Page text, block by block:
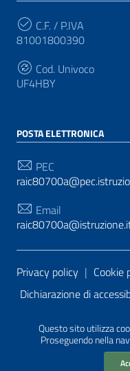
Questo sito utilizza
Proseguendo nella
C.F. / P.IVA
81001800390
Cod. Univoco
UF4HBY
POSTA ELETTRONICA
PEC
Email
Sezione Link
Privacy policy | Cookie
Dichiarazione di
PA di AgID
|